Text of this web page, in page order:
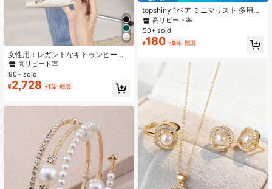
女性用エレガントなキトゥンヒール
パンプス - 無地、ファッショナブル
な尖った先端デザイン、軽量で多用
途、オールシーズン対応 - 女性用 -
カジュアルからフォーマルまで対
高リピート率
90+ sold
¥2,728 -1% 概算
topshiny 1ペア ミニマリスト 多用途
レトロ 中空 メタル ラインストーン
パール スタッドピアス レディース、
デイリーウェアに適しています
高リピート率
50+ sold
¥180 -9% 概算